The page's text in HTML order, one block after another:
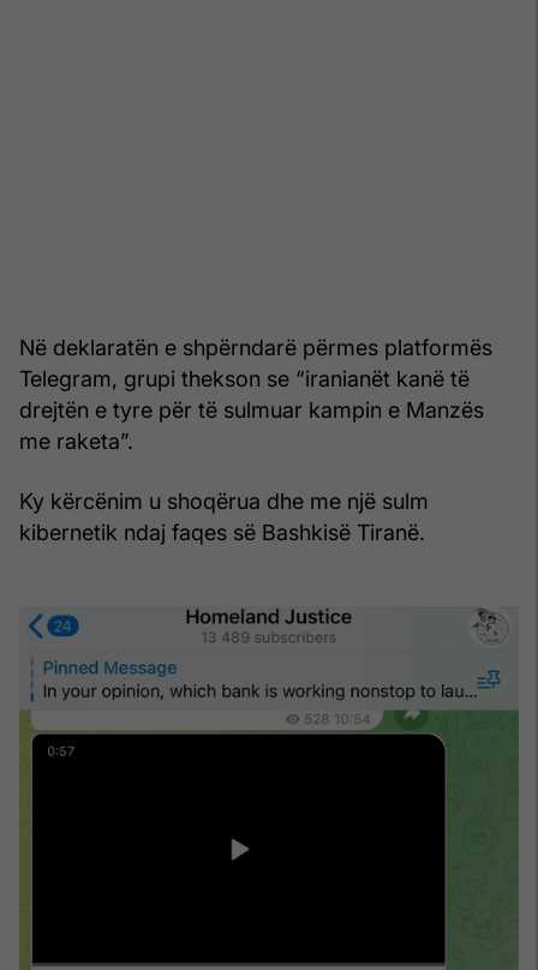
Në deklaratën e shpërndarë përmes platformës
Telegram, grupi thekson se “iranianët kanë të
drejtën e tyre për të sulmuar kampin e Manzës
me raketa”.
Ky kërcënim u shoqërua dhe me një sulm
kibernetik ndaj faqes së Bashkisë Tiranë.